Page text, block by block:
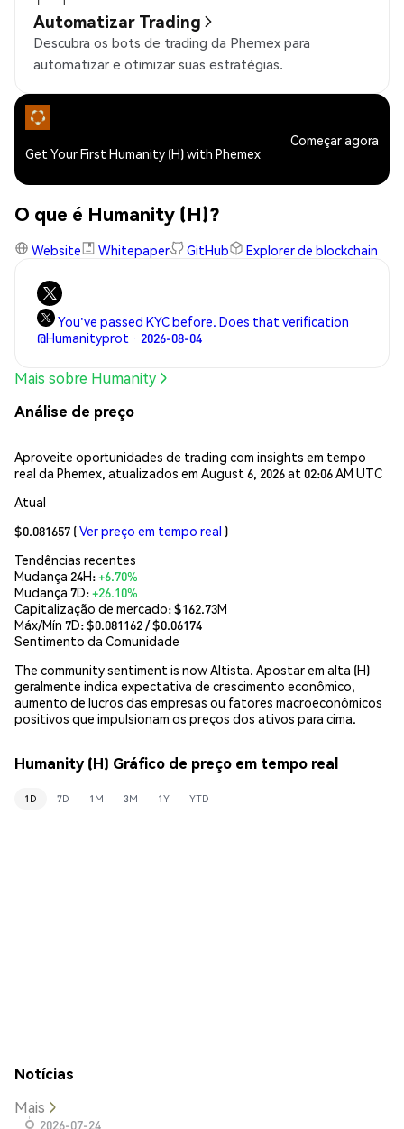
Automatizar Trading
Descubra os bots de trading da Phemex para
automatizar e otimizar suas estratégias.
Get Your First Humanity (H) with Phemex
Começar agora
O que é Humanity (H)?
Website Whitepaper GitHub Explorer de blockchain
You've passed KYC before. Does that verification
@Humanityprot · 2026-08-04
Mais sobre Humanity
Análise de preço
Aproveite oportunidades de trading com insights em tempo
real da Phemex, atualizados em August 6, 2026 at 02:06 AM UTC
Atual
$0.081657 (Ver preço em tempo real )
Tendências recentes
Mudança 24H:+6.70%
Mudança 7D:+26.10%
Capitalização de mercado:$162.73M
Máx/Mín 7D: $0.081162/ $0.06174
Sentimento da Comunidade
The community sentiment is now Altista. Apostar em alta (H)
geralmente indica expectativa de crescimento econômico,
aumento de lucros das empresas ou fatores macroeconômicos
positivos que impulsionam os preços dos ativos para cima.
Humanity (H) Gráfico de preço em tempo real
1D 7D 1M 3M 1Y YTD
Notícias
Mais
2026-07-24